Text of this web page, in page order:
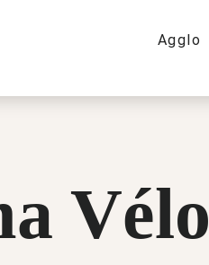
Agglo
Vélo